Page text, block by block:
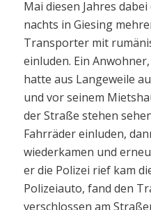
Mai diesen Jahres
nachts in Giesing
Transporter mit
einluden. Ein
hatte aus Langeweile
und vor seinem
der Straße stehen
Fahrräder einluden,
wiederkamen und
er die Polizei rief kam
Polizeiauto, fand den
verschlossen am